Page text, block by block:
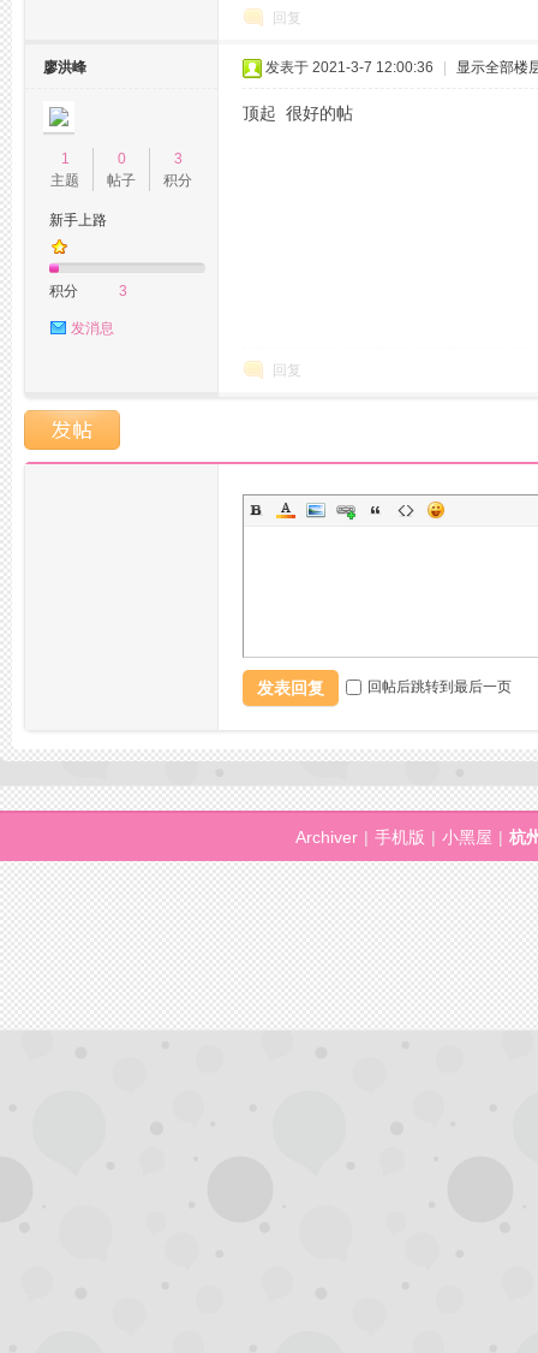
回复
廖洪峰
1
主题
0
帖子
3
积分
新手上路
积分 3
发消息
发表于 2021-3-7 12:00:36 显示全部楼
顶起 很好的帖
回复
发表回复 回帖后跳转到最后一页
Archiver | 手机版 | 小黑屋 | 杭